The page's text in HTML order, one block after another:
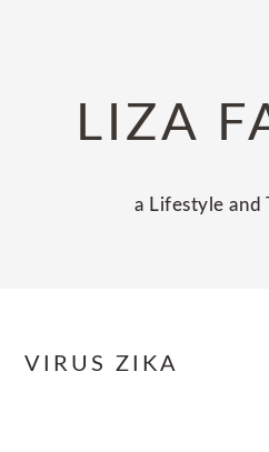
navigationLIZA
a Lifestyle and
VIRUS ZIKA